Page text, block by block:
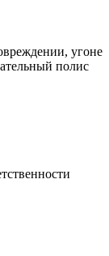
угоне
полис